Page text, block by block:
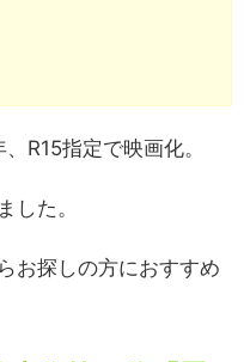
R15指定で映画化。
した。
お探しの方におすすめ